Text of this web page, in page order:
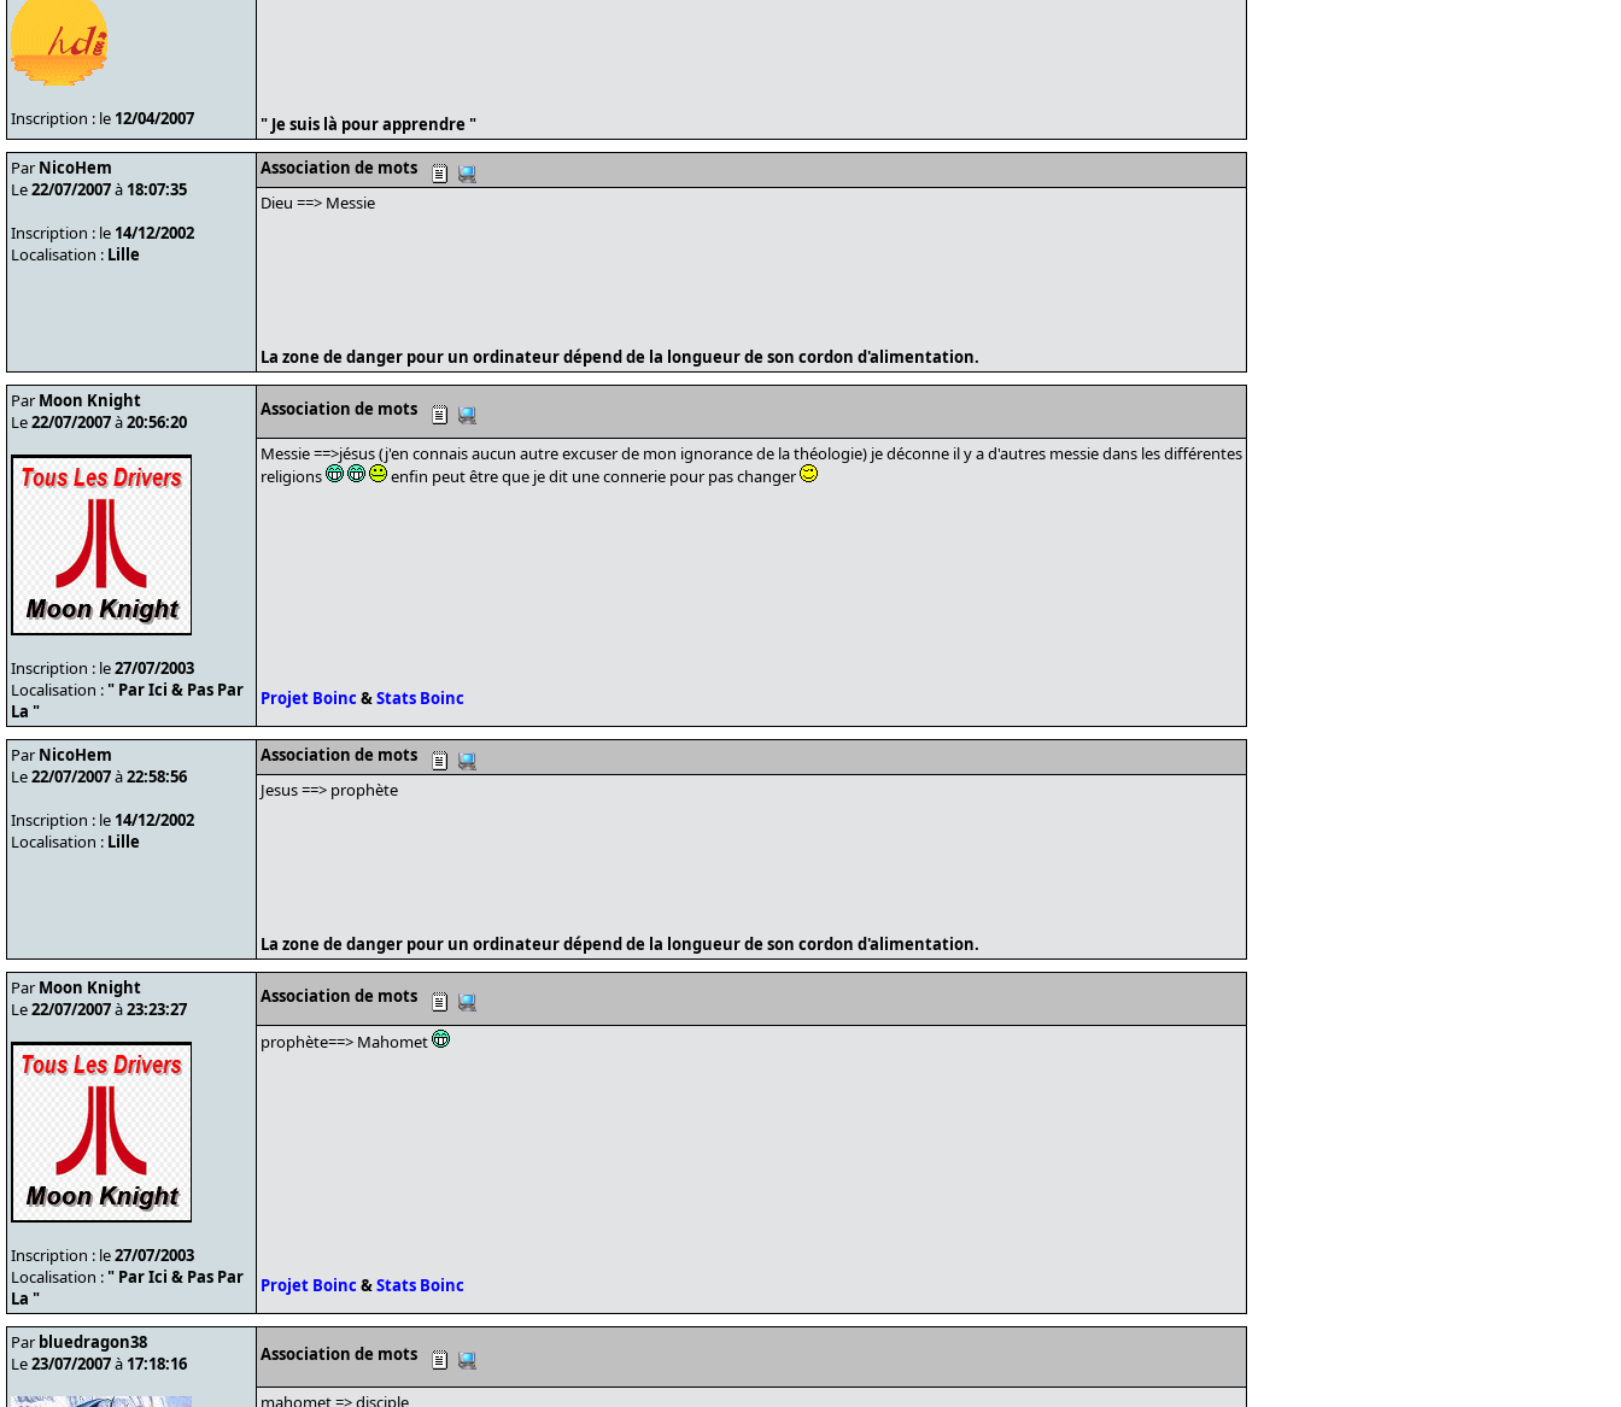
Inscription : le 12/04/2007
" Je suis là pour apprendre "
Par NicoHem
Le22/07/2007à 18:07:35
Inscription : le 14/12/2002
Localisation : Lille
Association de mots
Dieu ==> Messie
La zone de danger pour un ordinateur dépend de la longueur de son cordon d'alimentation.
Par Moon Knight
Le22/07/2007à20:56:20
Inscription : le27/07/2003
Localisation :" Par Ici & Pas Par
La "
Association de mots
Messie ==>jésus (j'en connais aucun autre excuser de mon ignorance de la théologie) je déconne il y a d'autres messie dans les différentes
religions
enfin peut être que je dit une connerie pour pas changer
Projet Boinc&Stats Boinc
Par NicoHem
Le22/07/2007à22:58:56
Inscription : le 14/12/2002
Localisation : Lille
Association de mots
Jesus ==> prophète
La zone de danger pour un ordinateur dépend de la longueur de son cordon d'alimentation.
Par Moon Knight
Le22/07/2007à23:23:27
Inscription : le27/07/2003
Localisation :" Par Ici & Pas Par
La "
Association de mots
prophète==> Mahomet
Projet Boinc&Stats Boinc
Par bluedragon38
Le23/07/2007à 17:18:16 Association de mots
mahomet => disciple